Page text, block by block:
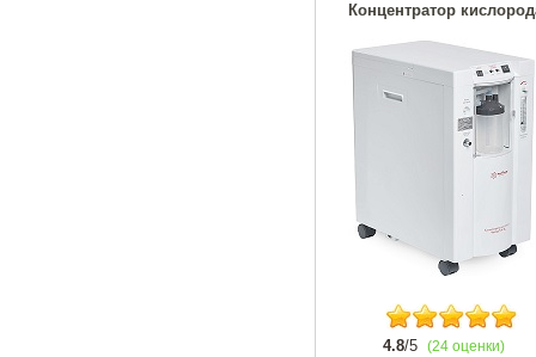
Концентратор
4.8/5 (24 оценки)